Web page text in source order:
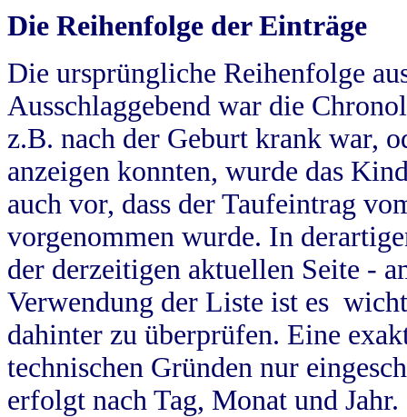
Die Reihenfolge der Einträge
Die ursprüngliche Reihenfolge
Ausschlaggebend war die
z.B. nach der Geburt krank war,
anzeigen konnten, wurde das
auch vor, dass der Taufeintrag
vorgenommen wurde. In
der derzeitigen aktuellen Seite -
Verwendung der Liste ist es
dahinter zu überprüfen. Eine
technischen Gründen nur
erfolgt nach Tag, Monat und Jahr.